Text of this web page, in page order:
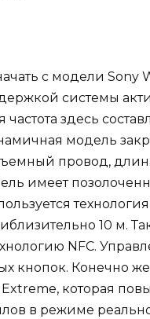
с модели Sony
системы
здесь
модель
провод,
имеет
10 м.
NFC.
кнопок. Конечно
Extreme, которая
в режиме